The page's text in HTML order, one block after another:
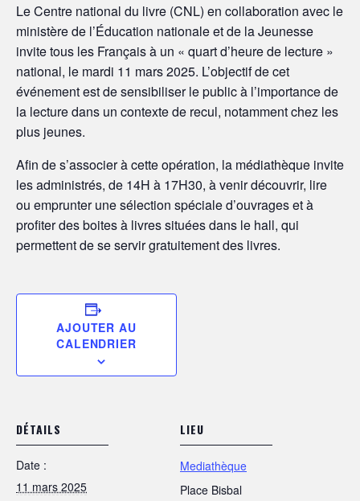
Le Centre national du livre (CNL) en collaboration avec le
ministère de l’Éducation nationale et de la Jeunesse
invite tous les Français à un « quart d’heure de lecture »
national, le mardi 11 mars 2025. L’objectif de cet
événement est de sensibiliser le public à l’importance de
la lecture dans un contexte de recul, notamment chez les
plus jeunes.
Afin de s’associer à cette opération, la médiathèque invite
les administrés, de 14H à 17H30, à venir découvrir, lire
ou emprunter une sélection spéciale d’ouvrages et à
profiter des boites à livres situées dans le hall, qui
permettent de se servir gratuitement des livres.
AJOUTER AU
CALENDRIER
DÉTAILS
Date :
11 mars 2025
LIEU
Mediathèque
Place Bisbal